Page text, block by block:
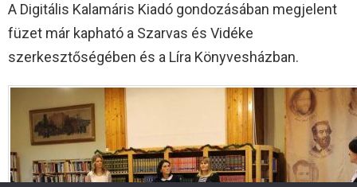
A Digitális Kalamáris Kiadó gondozásában megjelent
füzet már kapható a Szarvas és Vidéke
szerkesztőségében és a Líra Könyvesházban.